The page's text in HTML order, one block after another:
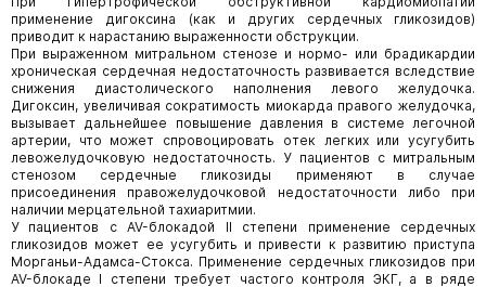
применение дигоксина (как и других сердечных гликозидов)
приводит к нарастанию выраженности обструкции.
При выраженном митральном стенозе и нормо- или брадикардии
хроническая сердечная недостаточность развивается вследствие
снижения диастолического наполнения левого желудочка.
Дигоксин, увеличивая сократимость миокарда правого желудочка,
вызывает дальнейшее повышение давления в системе легочной
артерии, что может спровоцировать отек легких или усугубить
левожелудочковую недостаточность. У пациентов с митральным
стенозом сердечные гликозиды применяют в случае
присоединения правожелудочковой недостаточности либо при
наличии мерцательной тахиаритмии.
У пациентов с AV-блокадой II степени применение сердечных
гликозидов может ее усугубить и привести к развитию приступа
Морганьи-Адамса-Стокса. Применение сердечных гликозидов при
AV-блокаде I степени требует частого контроля ЭКГ, а в ряде